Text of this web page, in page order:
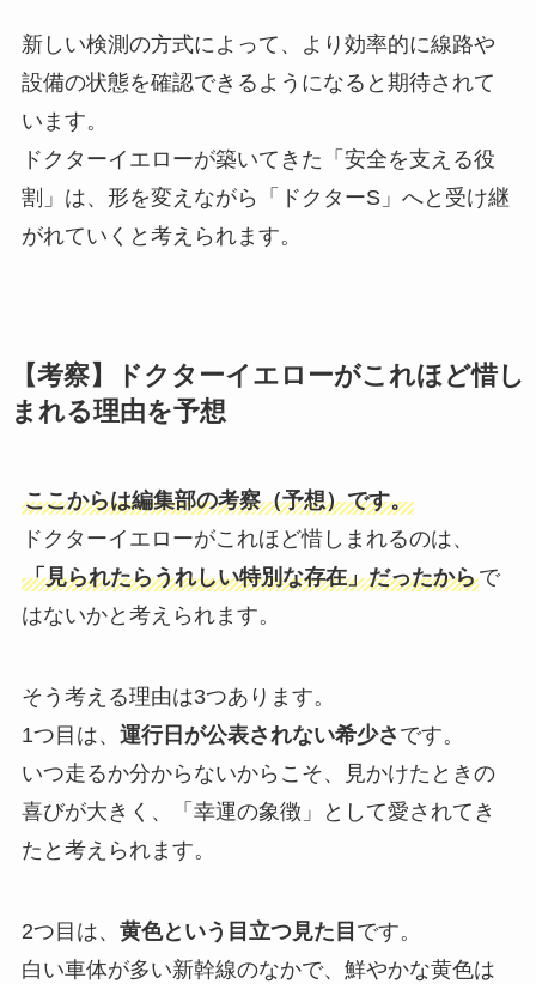
新しい検測の方式によって、より効率的に線路や
設備の状態を確認できるようになると期待されて
います。
ドクターイエローが築いてきた「安全を支える役
割」は、形を変えながら「ドクターS」へと受け継
がれていくと考えられます。
【考察】ドクターイエローがこれほど惜し
まれる理由を予想
ここからは編集部の考察（予想）です。
ドクターイエローがこれほど惜しまれるのは、
「見られたらうれしい特別な存在」だったからで
はないかと考えられます。
そう考える理由は3つあります。
1つ目は、 運行日が公表されない希少さ です。
いつ走るか分からないからこそ、見かけたときの
喜びが大きく、「幸運の象徴」として愛されてき
たと考えられます。
2つ目は、 黄色という目立つ見た目 です。
白い車体が多い新幹線のなかで、鮮やかな黄色は